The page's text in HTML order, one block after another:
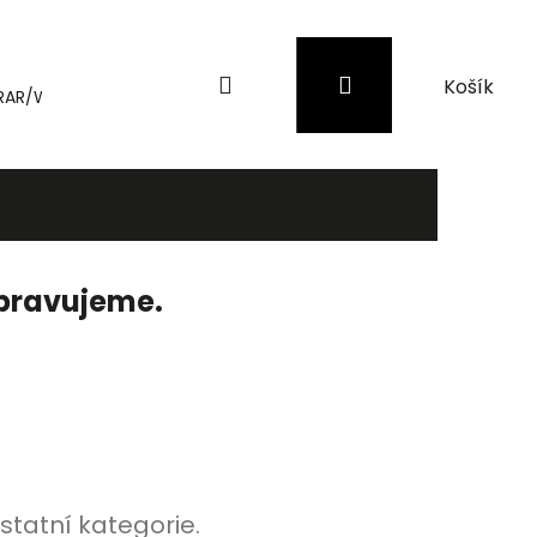
WinRAR Záložní zdroje (UPS) a přepěťové
PřihlášeníNákupní
košík
kategorie.